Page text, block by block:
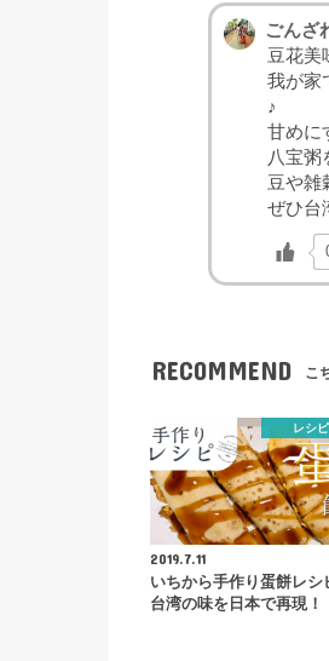
ごんざ
豆花美
我が家
♪
甘めに
八宝粥
豆や雑
ぜひ台
RECOMMEND こ
レシピ
2019.7.11
いちから手作り蛋餅レシ
台湾の味を日本で再現！